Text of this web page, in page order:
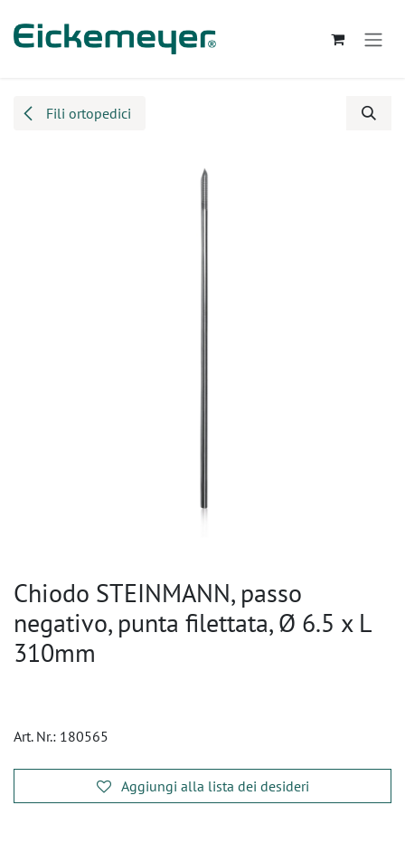
Fili ortopedici
Chiodo STEINMANN, passo
negativo, punta filettata, Ø 6.5 x L
310mm
Art. Nr.: 180565
Aggiungi alla lista dei desideri